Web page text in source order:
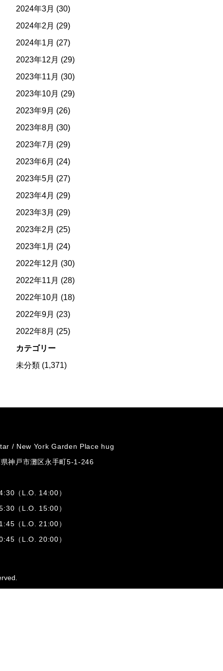
2024年3月 (30)
2024年2月 (29)
2024年1月 (27)
2023年12月 (29)
2023年11月 (30)
2023年10月 (29)
2023年9月 (26)
2023年8月 (30)
2023年7月 (29)
2023年6月 (24)
2023年5月 (27)
2023年4月 (29)
2023年3月 (29)
2023年2月 (25)
2023年1月 (24)
2022年12月 (30)
2022年11月 (28)
2022年10月 (18)
2022年9月 (23)
2022年8月 (25)
カテゴリー
未分類(1,371)
/ New York Garden Place hug
神戸市灘区永手町5-1-246
（L.O. 14:00）
（L.O. 15:00）
（L.O. 21:00）
（L.O. 20:00）